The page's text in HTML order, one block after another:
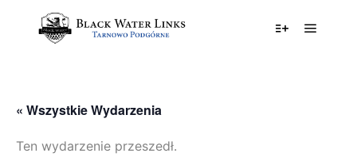
« Wszystkie Wydarzenia
Ten wydarzenie przeszedł.